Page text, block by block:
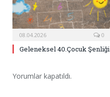
08.04.2026 0
Geleneksel 40.Çocuk Şenliği
Yorumlar kapatıldı.